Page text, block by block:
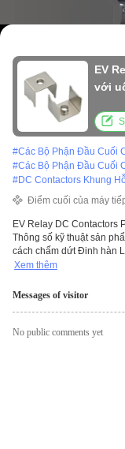
EV
với
#Các Bộ Phận Đầu Cuối
#Các Bộ Phận Đầu Cuối
#DC Contactors Khung
Điểm cuối của máy
EV Relay DC Contactors
Thông số kỹ thuật sản
cách chấm dứt Đinh hàn
Xem thêm
Messages of visitor
No public comments yet